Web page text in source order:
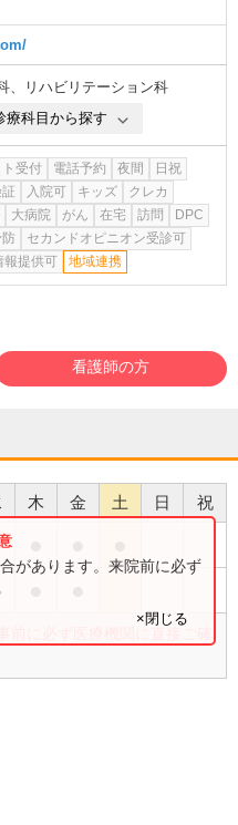
、
リハビリテーション科
療科目から探す
ト受付 電話予約 夜間
日祝
入院可 キッズ
クレカ
大病院 がん 在宅 訪問
DPC
セカンドオピニオン受診可
報提供可
地域連携
看護師の方
木 金 土 日 祝
に必ず医療機関に直接ご確
があります。来院前に必ず
×閉じる